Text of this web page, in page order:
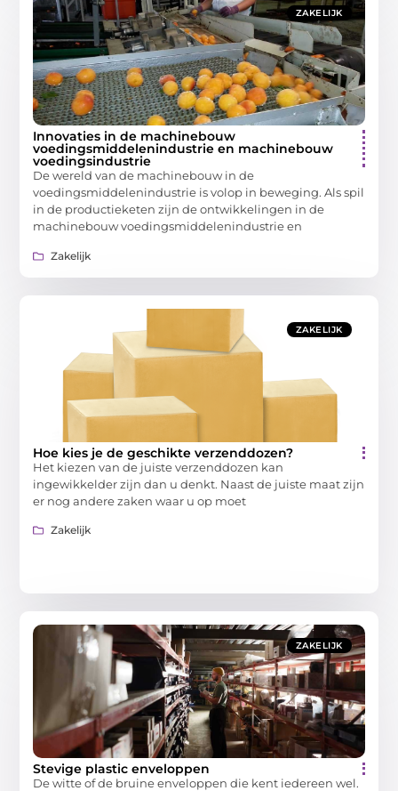
ZAKELIJK
Innovaties in de machinebouw
voedingsmiddelenindustrie en machinebouw
voedingsindustrie
De wereld van de machinebouw in de
voedingsmiddelenindustrie is volop in beweging. Als spil
in de productieketen zijn de ontwikkelingen in de
machinebouw voedingsmiddelenindustrie en
Zakelijk
ZAKELIJK
Hoe kies je de geschikte verzenddozen?
Het kiezen van de juiste verzenddozen kan
ingewikkelder zijn dan u denkt. Naast de juiste maat zijn
er nog andere zaken waar u op moet
Zakelijk
ZAKELIJK
Stevige plastic enveloppen
De witte of de bruine enveloppen die kent iedereen wel.